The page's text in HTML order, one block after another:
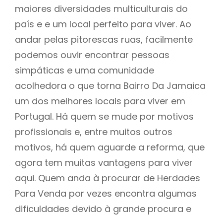
maiores diversidades multiculturais do
país e e um local perfeito para viver. Ao
andar pelas pitorescas ruas, facilmente
podemos ouvir encontrar pessoas
simpáticas e uma comunidade
acolhedora o que torna Bairro Da Jamaica
um dos melhores locais para viver em
Portugal. Há quem se mude por motivos
profissionais e, entre muitos outros
motivos, há quem aguarde a reforma, que
agora tem muitas vantagens para viver
aqui. Quem anda à procurar de Herdades
Para Venda por vezes encontra algumas
dificuldades devido à grande procura e